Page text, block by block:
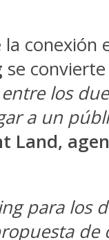
conexión
se
los
a un
Land,
para los
de